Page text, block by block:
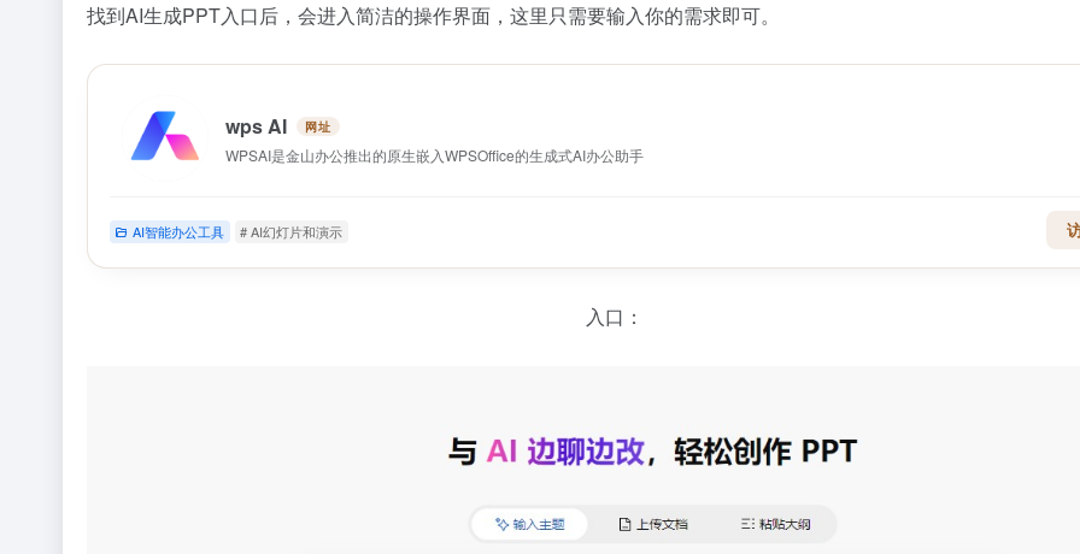
找到AI生成PPT入口后，会进入简洁的操作界面，这里只需要输入你的需求即可。
wps AI
WPSAI是金山办公推出的原生嵌入WPSOffice的生成式AI办公助手
AI智能办公工具 # AI幻灯片和演示
入口：